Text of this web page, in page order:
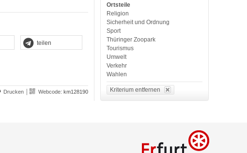
teilen
Drucken Webcode: km128190
Ortsteile
Religion
Sicherheit und Ordnung
Sport
Thüringer Zoopark
Tourismus
Umwelt
Verkehr
Wahlen
Kriterium entfernen